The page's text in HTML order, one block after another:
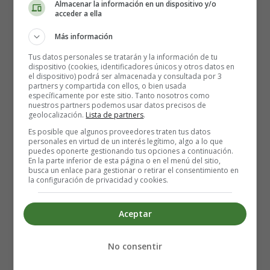
Uhhhh, Is the world still spinning around, spinning
around
Uhhhh, I don't feel like coming down
It's in your eyes
I can tell what your thinking
My heart is sinking too
It's no surprise
I've been watching you lately
I want to make it with you
Detalles
Escrito por:Estefanía Morera
Kylie Minogue
Almacenar la información en un dispositivo y/o
acceder a ella
Más información
Tus datos personales se tratarán y la información de tu
dispositivo (cookies, identificadores únicos y otros datos en
el dispositivo) podrá ser almacenada y consultada por 3
partners y compartida con ellos, o bien usada
específicamente por este sitio. Tanto nosotros como
nuestros partners podemos usar datos precisos de
geolocalización. Lista de partners.
Es posible que algunos proveedores traten tus datos
personales en virtud de un interés legítimo, algo a lo que
puedes oponerte gestionando tus opciones a continuación.
En la parte inferior de esta página o en el menú del sitio,
busca un enlace para gestionar o retirar el consentimiento en
la configuración de privacidad y cookies.
Aceptar
No consentir